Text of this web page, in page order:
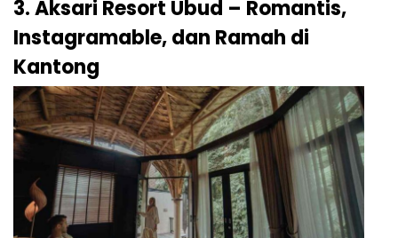
3. Aksari Resort Ubud – Romantis,
Instagramable, dan Ramah di
Kantong